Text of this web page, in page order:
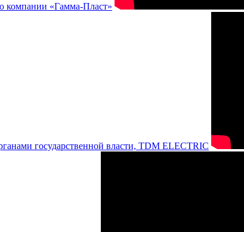
компании «Гамма-Пласт»
государственной власти, TDM ELECTRIC